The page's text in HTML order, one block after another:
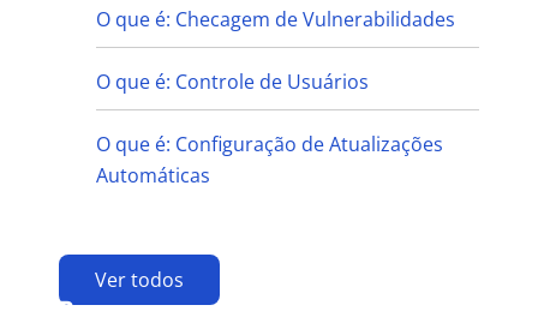
O que é: Checagem de Vulnerabilidades
O que é: Controle de Usuários
O que é: Configuração de Atualizações
Automáticas
Ver todos
D